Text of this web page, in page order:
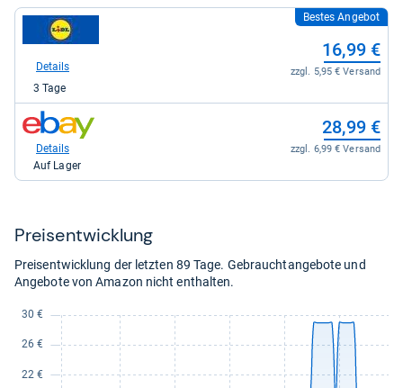
Shop:
Lidl
Shop
16,99
kaufen.
Bestes Angebot
16,99 €
zzgl. 5,95 € Versand
Details
3 Tage
zum
Shop:
eBay
28,99 €
zzgl. 6,99 € Versand
Details
Auf Lager
Preis­ent­wick­lung
Preisentwicklung der letzten 89 Tage. Gebrauchtangebote und
Angebote von Amazon nicht enthalten.